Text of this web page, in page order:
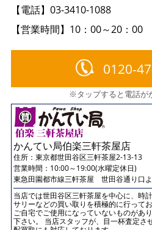
【電話】03-3410-1088
【営業時間】10：00～20：00
0120-
※タップすると電話が
かんてい局伯楽三軒茶屋店
住所： 東京都世田谷区三軒茶屋2-13-13
営業時間：10:00～19:00(水曜定休日)
東急田園都市線三軒茶屋 世田谷通り口
当店では世田谷区三軒茶屋を中心に、時
サリーなどの買い取りを積極的に行ってお
ご自宅でご使用になっていないものがあ
下さい。 当店スタッフが、目一杯査定さ